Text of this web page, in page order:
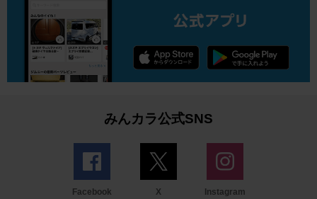
みんカラ公式SNS
Facebook X Instagram